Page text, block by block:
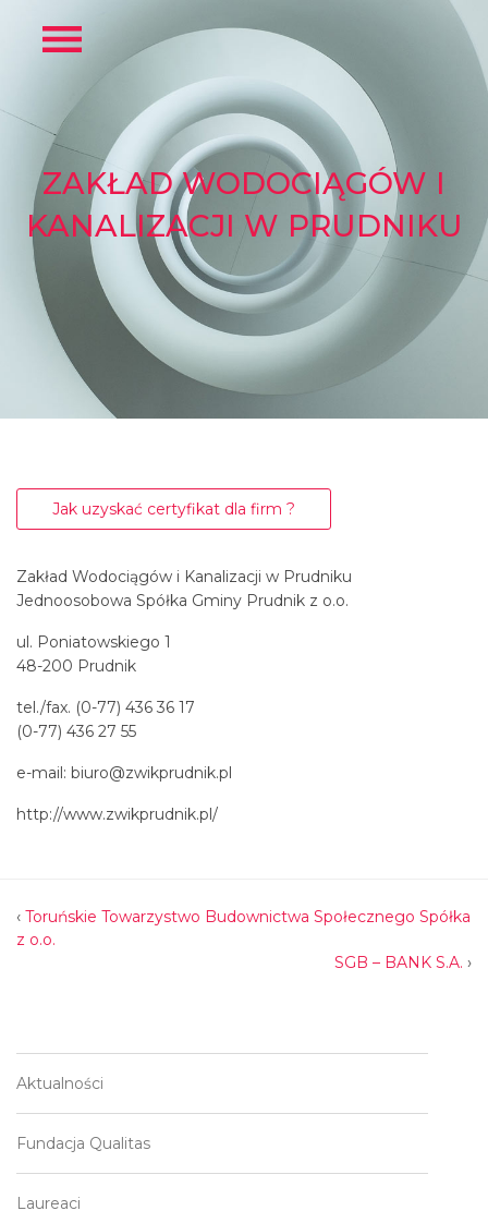
ZAKŁAD WODOCIĄGÓW I
KANALIZACJI W PRUDNIKU
Jak uzyskać certyfikat dla firm ?
Zakład Wodociągów i Kanalizacji w Prudniku
Jednoosobowa Spółka Gminy Prudnik z o.o.
ul. Poniatowskiego 1
48-200 Prudnik
tel./fax. (0-77) 436 36 17
(0-77) 436 27 55
e-mail: biuro@zwikprudnik.pl
http://www.zwikprudnik.pl/
‹ Toruńskie Towarzystwo Budownictwa Społecznego Spółka
z o.o.
SGB – BANK S.A. ›
Aktualności
Fundacja Qualitas
Laureaci